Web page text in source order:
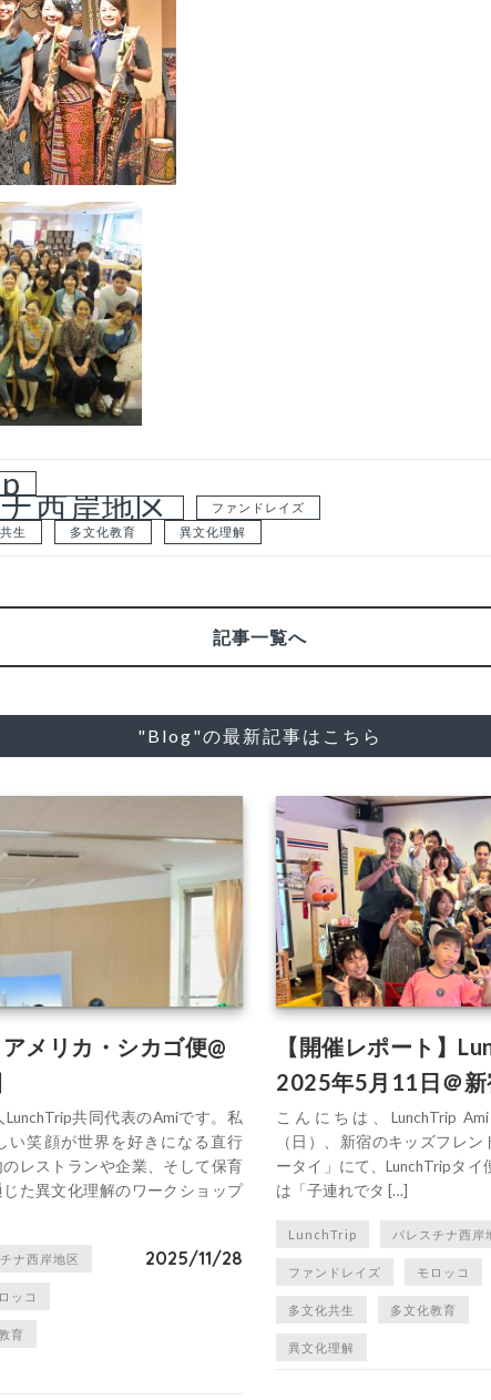
西岸地区
ファンドレイズ
生 多文化教育 異文化理解
記事一覧へ
"Blog"の最新記事はこちら
メリカ・シカゴ便@
共同代表のAmiです。私
い笑顔が世界を好きになる直行
レストランや企業、そして保育
た異文化理解のワークショップ
ナ西岸地区
ッコ
育
2025/11/28
【開催レポート】
2025年5月11日＠新
こんにちは、LunchTrip
（日）、新宿のキッズフレ
ータイ」にて、LunchTripタ
は「子連れでタ […]
LunchTrip パレスチナ西岸
ファンドレイズ モロッコ
多文化共生 多文化教育
異文化理解